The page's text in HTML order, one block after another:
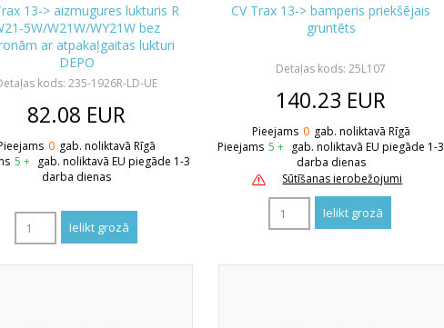
13-> aizmugures lukturis R
5W/W21W/WY21W bez
ar atpakaļgaitas lukturi
DEPO
kods: 235-1926R-LD-UE
82.08 EUR
0 gab. noliktavā Rīgā
5 + gab. noliktavā EU piegāde 1-3
darba dienas
CV Trax 13-> bamperis priekšējais
gruntēts
Detaļas kods: 25L107
140.23 EUR
Pieejams 0 gab. noliktavā Rīgā
Pieejams 5 + gab. noliktavā EU piegāde 1-3
darba dienas
Sūtīšanas ierobežojumi